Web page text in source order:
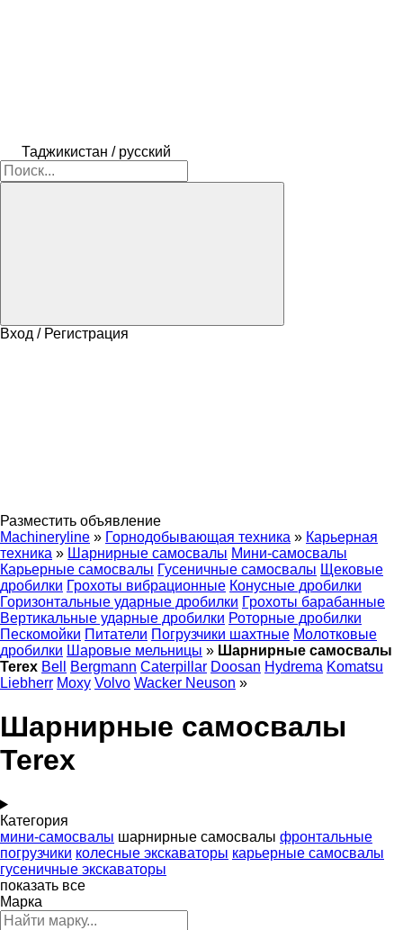
Таджикистан / русский
Вход / Регистрация
Разместить объявление
Machineryline » Горнодобывающая техника » Карьерная
техника » Шарнирные самосвалы Мини-самосвалы
Карьерные самосвалы Гусеничные самосвалы Щековые
дробилки Грохоты вибрационные Конусные дробилки
Горизонтальные ударные дробилки Грохоты барабанные
Вертикальные ударные дробилки Роторные дробилки
Пескомойки Питатели Погрузчики шахтные Молотковые
дробилки Шаровые мельницы » Шарнирные самосвалы
Terex Bell Bergmann Caterpillar Doosan Hydrema Komatsu
Liebherr Moxy Volvo Wacker Neuson »
Шарнирные самосвалы
Terex
Категория
мини-самосвалы шарнирные самосвалы фронтальные
погрузчики колесные экскаваторы карьерные самосвалы
гусеничные экскаваторы
показать все
Марка